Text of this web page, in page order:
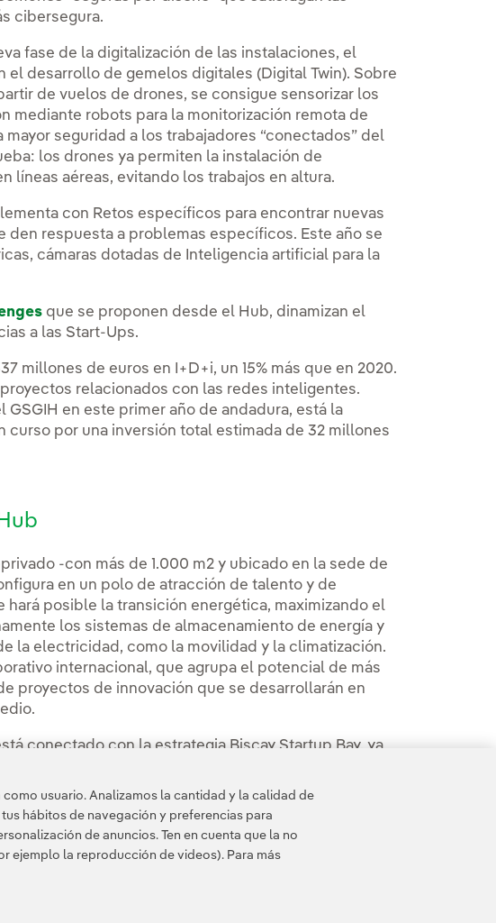
cibersegura.
fase de la digitalización de las instalaciones, el
desarrollo de gemelos digitales (Digital Twin). Sobre
de vuelos de drones, se consigue sensorizar los
mediante robots para la monitorización remota de
seguridad a los trabajadores “conectados” del
los drones ya permiten la instalación de
líneas aéreas, evitando los trabajos en altura.
con Retos específicos para encontrar nuevas
den respuesta a problemas específicos. Este año se
cámaras dotadas de Inteligencia artificial para la
que se proponen desde el Hub, dinamizan el
a las Start-Ups.
millones de euros en I+D+i, un 15% más que en 2020.
relacionados con las redes inteligentes.
en este primer año de andadura, está la
por una inversión total estimada de 32 millones
-con más de 1.000 m2 y ubicado en la sede de
en un polo de atracción de talento y de
posible la transición energética, maximizando el
los sistemas de almacenamiento de energía y
la electricidad, como la movilidad y la climatización.
internacional, que agrupa el potencial de más
proyectos de innovación que se desarrollarán en
conectado con la estrategia Biscay Startup Bay, ya
usuario. Analizamos la cantidad y la calidad de
hábitos de navegación y preferencias para
de anuncios. Ten en cuenta que la no
ejemplo la reproducción de videos). Para más